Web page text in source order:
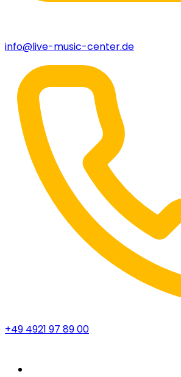
info@live-music-center.de
+49 4921 97 89 00